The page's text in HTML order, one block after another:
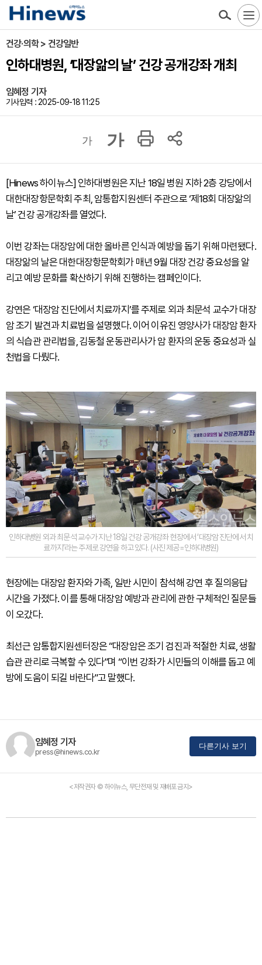
건강·의학 > 건강일반
인하대병원, ‘대장앎의 날’ 건강 공개강좌 개최
임혜정 기자
기사입력 : 2025-09-18 11:25
가 가
[Hinews 하이뉴스] 인하대병원은 지난 18일 병원 지하 2층 강당에서
대한대장항문학회 주최, 암통합지원센터 주관으로 ‘제18회 대장앎의
날’ 건강 공개강좌를 열었다.
이번 강좌는 대장암에 대한 올바른 인식과 예방을 돕기 위해 마련됐다.
대장앎의 날은 대한대장항문학회가 매년 9월 대장 건강 중요성을 알
리고 예방 문화를 확산하기 위해 진행하는 캠페인이다.
강연은 ‘대장암 진단에서 치료까지’를 주제로 외과 최문석 교수가 대장
암 조기 발견과 치료법을 설명했다. 이어 이유진 영양사가 대장암 환자
의 식습관 관리법을, 김동철 운동관리사가 암 환자의 운동 중요성과 실
천법을 다뤘다.
인하대병원 외과 최문석 교수가 지난 18일 건강 공개강좌 현장에서 ‘대장암 진단에서 치
료까지’라는 주제로 강연을 하고 있다. (사진 제공=인하대병원)
현장에는 대장암 환자와 가족, 일반 시민이 참석해 강연 후 질의응답
시간을 가졌다. 이를 통해 대장암 예방과 관리에 관한 구체적인 질문들
이 오갔다.
최선근 암통합지원센터장은 “대장암은 조기 검진과 적절한 치료, 생활
습관 관리로 극복할 수 있다”며 “이번 강좌가 시민들의 이해를 돕고 예
방에 도움이 되길 바란다”고 말했다.
임혜정 기자
press@hinews.co.kr
다른기사 보기
<저작권자 © 하이뉴스, 무단전재 및 재배포 금지>